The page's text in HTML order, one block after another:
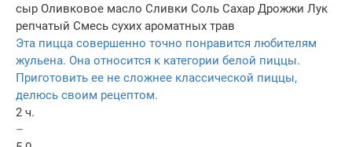
сыр Оливковое масло Сливки Соль Сахар Дрожжи Лук
репчатый Смесь сухих ароматных трав
Эта пицца совершенно точно понравится любителям
жульена. Она относится к категории белой пиццы.
Приготовить ее не сложнее классической пиццы,
делюсь своим рецептом.
2 ч.
–